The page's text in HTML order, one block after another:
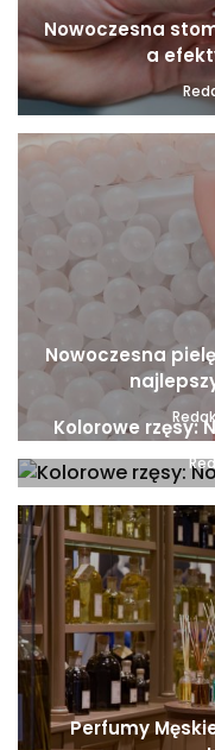
Nowoczesna
a
Nowoczesna
Kolorowe rzęsy:
Perfumy